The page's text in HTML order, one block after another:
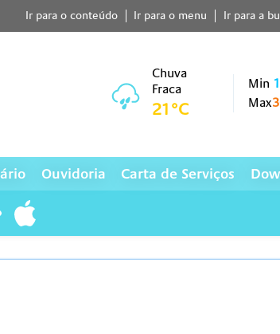
Ir para o conteúdo Ir para o menu Ir para a
Chuva
Fraca
21°C
Min
Max
Ouvidoria Carta de Serviços